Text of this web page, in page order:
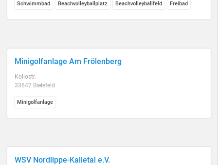
Schwimmbad Beachvolleyballplatz Beachvolleyballfeld Freibad
Minigolfanlage Am Frölenberg
Kollostr.
33647 Bielefeld
Minigolfanlage
WSV Nordlippe-Kalletal e.V.